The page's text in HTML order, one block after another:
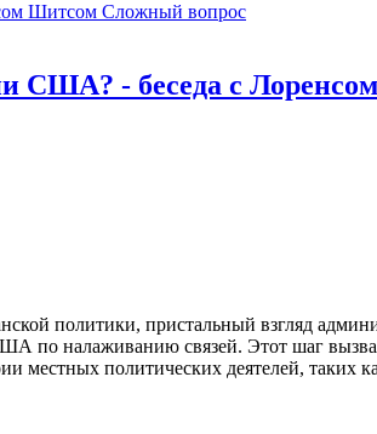
Сложный вопрос
США? - беседа с
политики, пристальный взгляд
по налаживанию связей. Этот шаг
политических деятелей, таких